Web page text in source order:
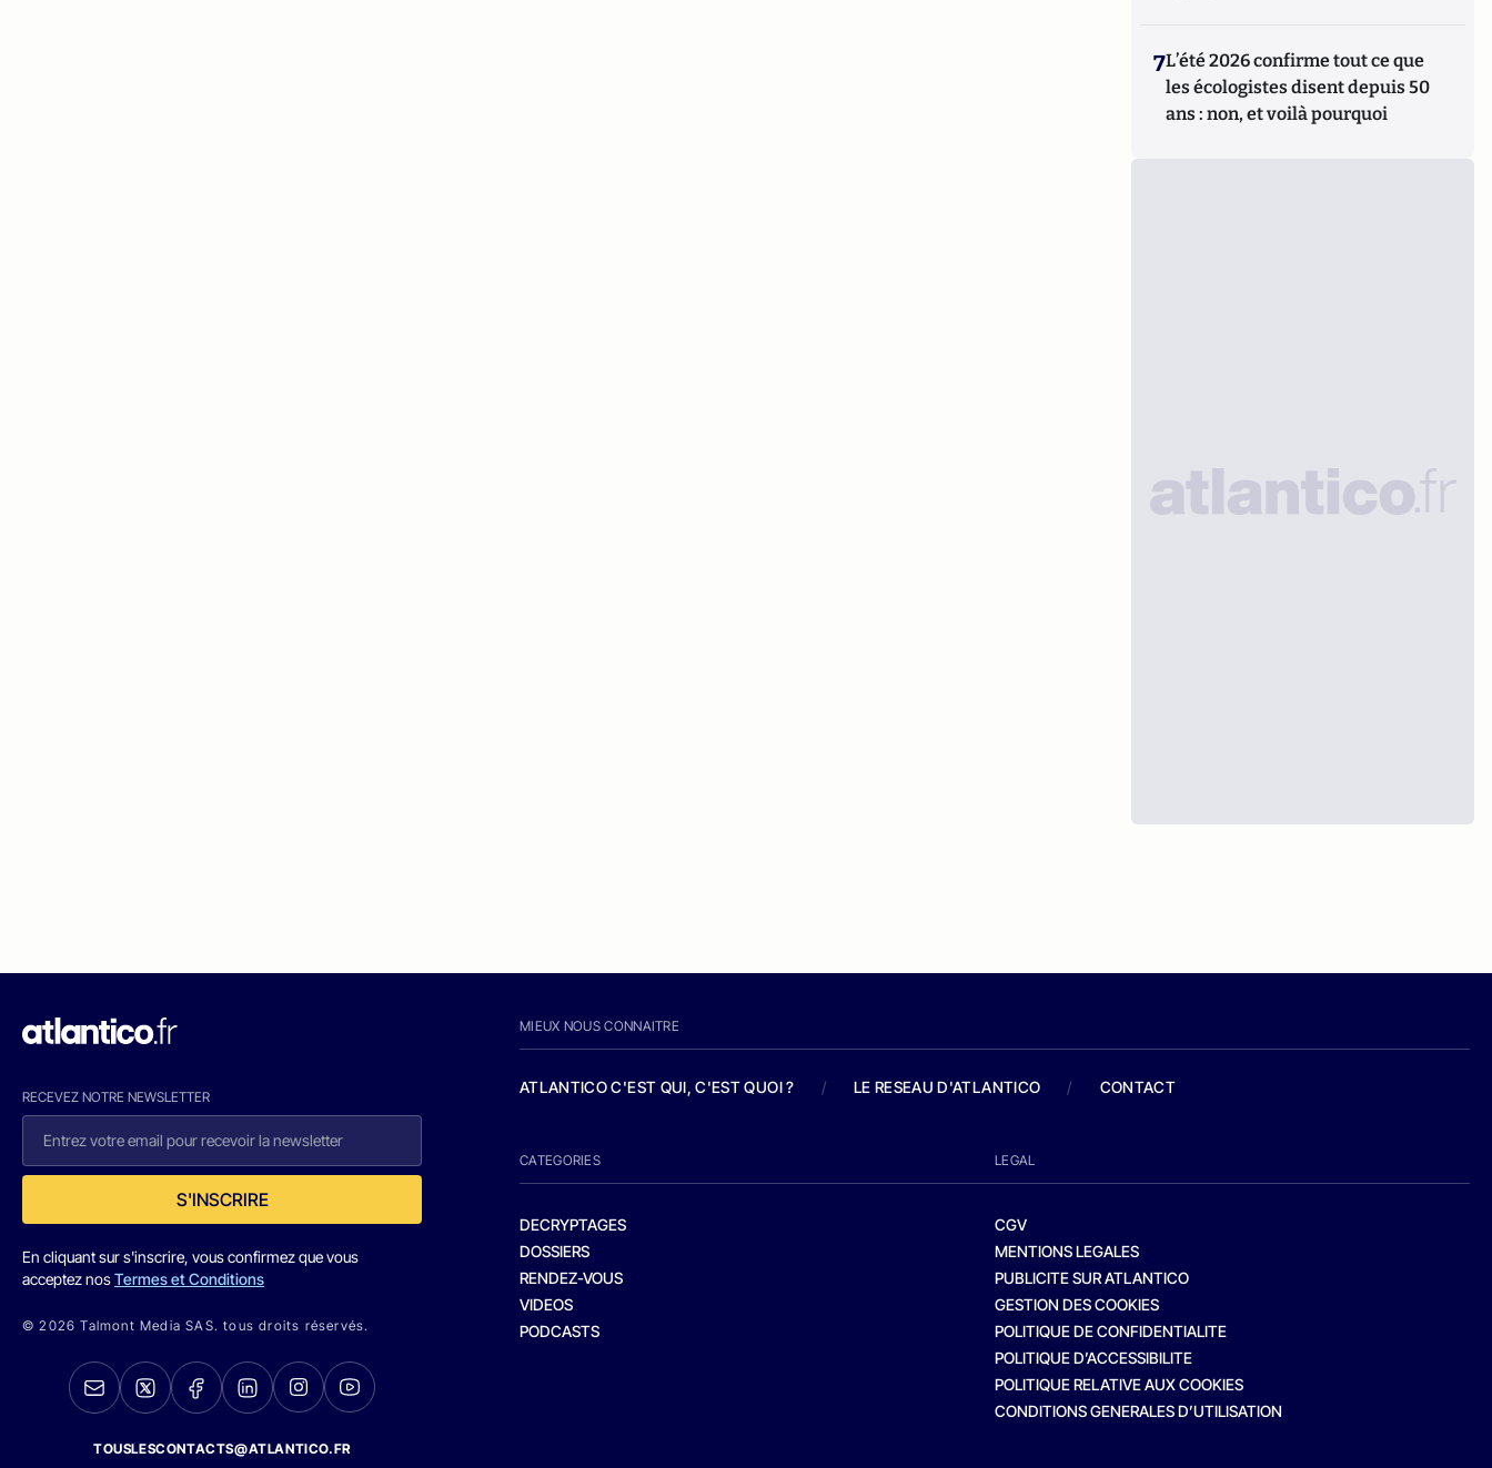
7L’été 2026 confirme tout ce que
les écologistes disent depuis 50
ans : non, et voilà pourquoi
RECEVEZ NOTRE NEWSLETTER
S'INSCRIRE
En cliquant sur s'inscrire, vous confirmez que vous
acceptez nosTermes et Conditions
© 2026 Talmont Media SAS. tous droits réservés.
TOUSLESCONTACTS@ATLANTICO.FR
MIEUX NOUS CONNAITRE
ATLANTICO C'EST QUI, C'EST QUOI ? / LE RESEAU D'ATLANTICO / CONTACT
CATEGORIES
DECRYPTAGES
DOSSIERS
RENDEZ-VOUS
VIDEOS
PODCASTS
LEGAL
CGV
MENTIONS LEGALES
PUBLICITE SUR ATLANTICO
GESTION DES COOKIES
POLITIQUE DE CONFIDENTIALITE
POLITIQUE D’ACCESSIBILITE
POLITIQUE RELATIVE AUX COOKIES
CONDITIONS GENERALES D’UTILISATION